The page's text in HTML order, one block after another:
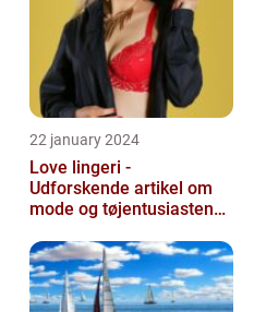
22 january 2024
Love lingeri -
Udforskende artikel om
mode og tøjentusiastens